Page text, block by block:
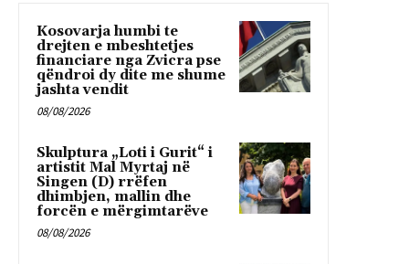
Kosovarja humbi te
drejten e mbeshtetjes
financiare nga Zvicra pse
qëndroi dy dite me shume
jashta vendit
08/08/2026
Skulptura „Loti i Gurit“ i
artistit Mal Myrtaj në
Singen (D) rrëfen
dhimbjen, mallin dhe
forcën e mërgimtarëve
08/08/2026